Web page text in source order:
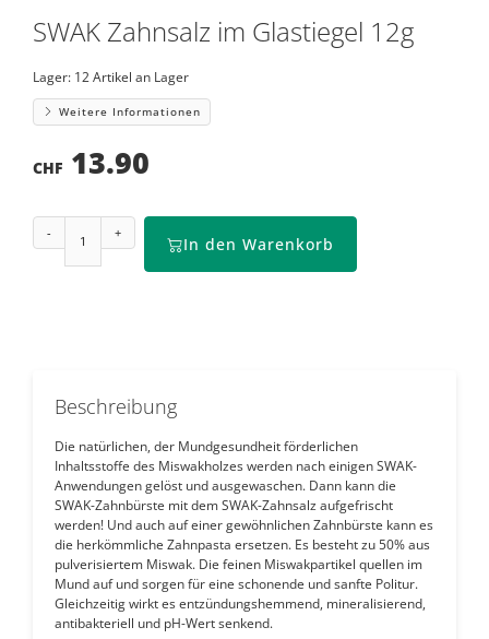
SWAK Zahnsalz im Glastiegel 12g
Lager: 12 Artikel an Lager
Weitere Informationen
CHF 13.90
- +
In den Warenkorb
Beschreibung
Die natürlichen, der Mundgesundheit förderlichen
Inhaltsstoffe des Miswakholzes werden nach einigen SWAK-
Anwendungen gelöst und ausgewaschen. Dann kann die
SWAK-Zahnbürste mit dem SWAK-Zahnsalz aufgefrischt
werden! Und auch auf einer gewöhnlichen Zahnbürste kann es
die herkömmliche Zahnpasta ersetzen. Es besteht zu 50% aus
pulverisiertem Miswak. Die feinen Miswakpartikel quellen im
Mund auf und sorgen für eine schonende und sanfte Politur.
Gleichzeitig wirkt es entzündungshemmend, mineralisierend,
antibakteriell und pH-Wert senkend.